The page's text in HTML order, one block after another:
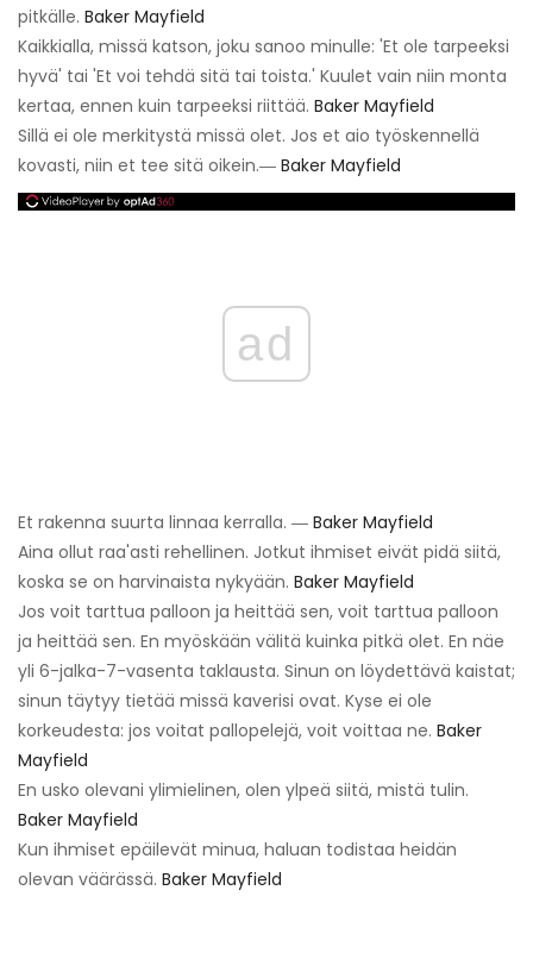
pitkälle. Baker Mayfield
Kaikkialla, missä katson, joku sanoo minulle: 'Et ole tarpeeksi
hyvä' tai 'Et voi tehdä sitä tai toista.' Kuulet vain niin monta
kertaa, ennen kuin tarpeeksi riittää. Baker Mayfield
Sillä ei ole merkitystä missä olet. Jos et aio työskennellä
kovasti, niin et tee sitä oikein.― Baker Mayfield
ad
Et rakenna suurta linnaa kerralla. ― Baker Mayfield
Aina ollut raa'asti rehellinen. Jotkut ihmiset eivät pidä siitä,
koska se on harvinaista nykyään. Baker Mayfield
Jos voit tarttua palloon ja heittää sen, voit tarttua palloon
ja heittää sen. En myöskään välitä kuinka pitkä olet. En näe
yli 6-jalka-7-vasenta taklausta. Sinun on löydettävä kaistat;
sinun täytyy tietää missä kaverisi ovat. Kyse ei ole
korkeudesta: jos voitat pallopelejä, voit voittaa ne. Baker
Mayfield
En usko olevani ylimielinen, olen ylpeä siitä, mistä tulin.
Baker Mayfield
Kun ihmiset epäilevät minua, haluan todistaa heidän
olevan väärässä. Baker Mayfield